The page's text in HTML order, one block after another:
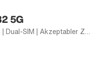
5G
128GB | Weiss | Dual-SIM | Akzeptabler Zustand